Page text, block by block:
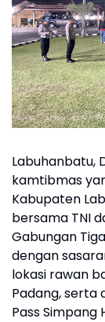
Labuhanbatu,
kamtibmas
Kabupaten
bersama TNI
Gabungan
dengan
lokasi rawan
Padang, serta
Pass Simpang